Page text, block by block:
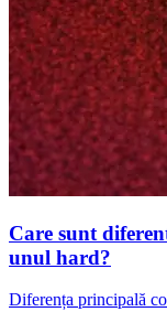
Care sunt
unul hard?
Diferența principală